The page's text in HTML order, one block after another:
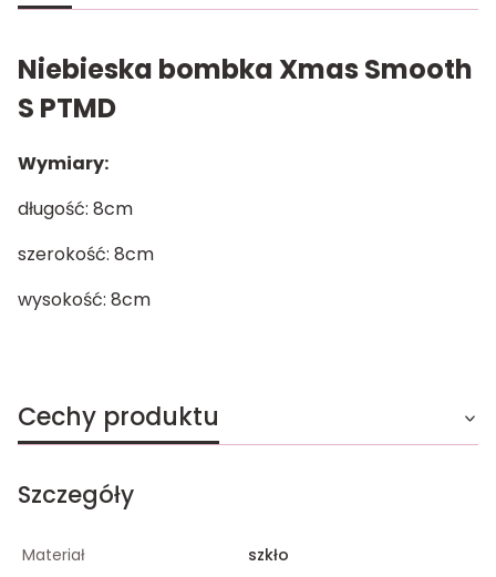
Niebieska bombka Xmas Smooth
S PTMD
Wymiary:
długość: 8cm
szerokość: 8cm
wysokość: 8cm
Cechy produktu
Szczegóły
Materiał szkło